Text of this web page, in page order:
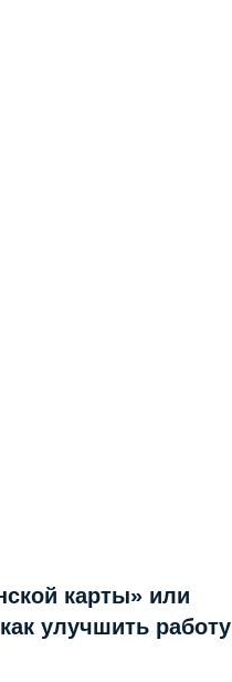
карты» или
улучшить работу